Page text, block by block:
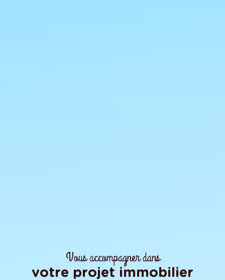
Vous accompagner dans
votre projet immobilier